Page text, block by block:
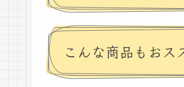
こんな商品もおス